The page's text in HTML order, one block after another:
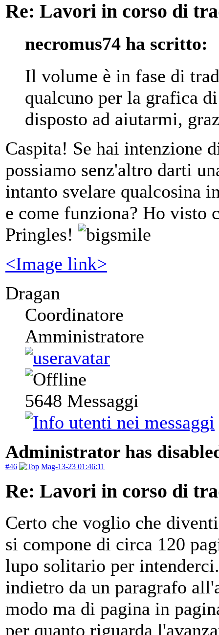
Re: Lavori in corso di
necromus74 ha scritto:
Il volume è in fase di
qualcuno per la grafica
disposto ad aiutarmi,
Caspita! Se hai intenzione
possiamo senz'altro darti
intanto svelare qualcosina
e come funziona? Ho visto
Pringles!
<Image link>
Dragan
Coordinatore
Amministratore
5648 Messaggi
Administrator has
#46 Mag-13-23 01:46:11
Re: Lavori in corso di
Certo che voglio che
si compone di circa 120
lupo solitario per
indietro da un paragrafo
modo ma di pagina in
per quanto riguarda